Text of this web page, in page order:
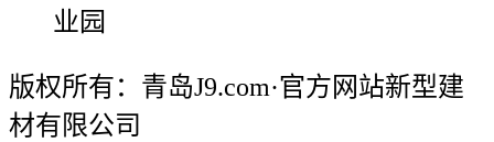
业园
版权所有：青岛J9.com·官方网站新型建
材有限公司